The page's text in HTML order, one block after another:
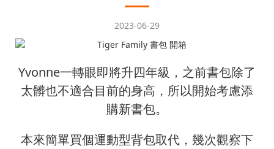
2023-06-29
Yvonne一轉眼即將升四年級，之前書包除了
太髒也不適合目前的身高，所以開始考慮添
購新書包。
本來簡單買個運動型背包取代，幾次觀察下